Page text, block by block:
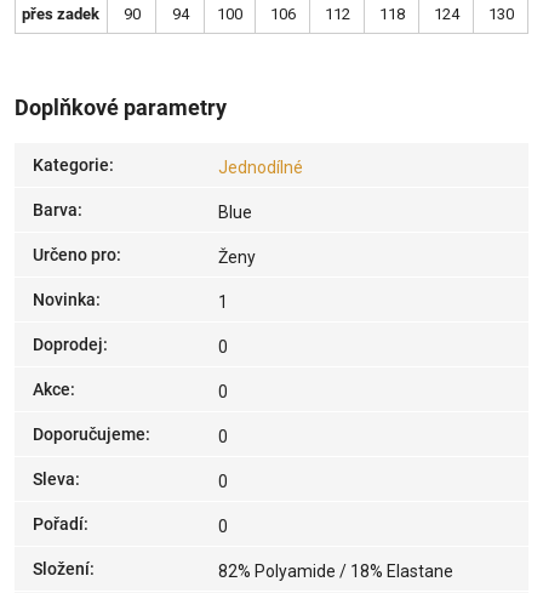
přes zadek
90
94
100
106
112
118
124
130
Doplňkové parametry
Kategorie: Jednodílné
Barva: Blue
Určeno pro: Ženy
Novinka: 1
Doprodej: 0
Akce: 0
Doporučujeme: 0
Sleva: 0
Pořadí: 0
Složení: 82% Polyamide / 18% Elastane